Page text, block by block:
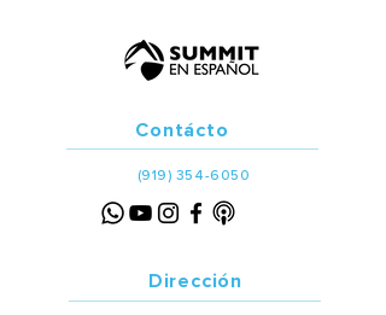
Contácto
(919) 354-6050
Dirección